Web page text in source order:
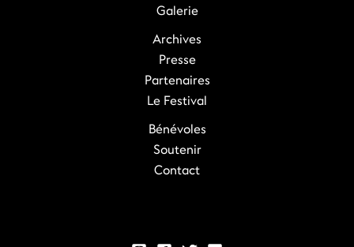
Galerie
Archives
Presse
Partenaires
Le Festival
Bénévoles
Soutenir
Contact